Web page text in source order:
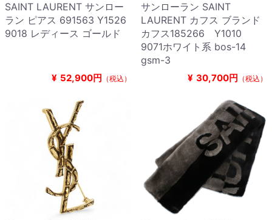
SAINT LAURENT サンロー
ラン ピアス 691563 Y1526
9018 レディース ゴールド
¥ 52,900円 （税込）
サンローラン SAINT
LAURENT カフス ブランド
カフス185266 Y1010
9071ホワイト系 bos-14
gsm-3
¥ 30,700円 （税込）